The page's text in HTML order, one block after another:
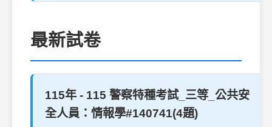
最新試卷
115年 - 115 警察特種考試_三等_公共安
全人員：情報學#140741(4題)